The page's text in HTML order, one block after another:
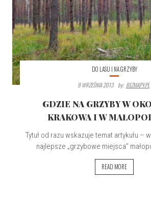
DO LASU I NA GRZYBY
9 WRZEŚNIA 2013
By: BEZMAPY.PL
GDZIE NA GRZYBY W
KRAKOWA I W
Tytuł od razu wskazuje temat artykułu –
najlepsze „grzybowe miejsca”
READ MORE